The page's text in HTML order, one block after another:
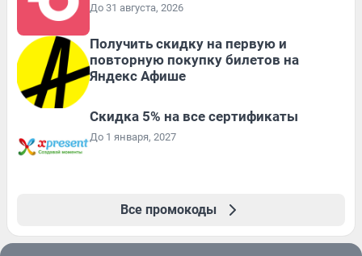
До 31 августа, 2026
Получить скидку на первую и
повторную покупку билетов на
Яндекс Афише
Скидка 5% на все сертификаты
До 1 января, 2027
Все промокоды